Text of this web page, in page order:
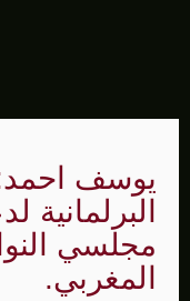
يوسف احمد:
مجلسي
المغربي.